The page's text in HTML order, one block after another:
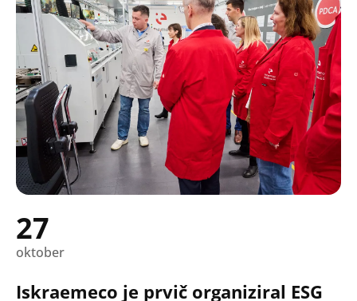
Search
27
oktober
Iskraemeco je prvič organiziral ESG